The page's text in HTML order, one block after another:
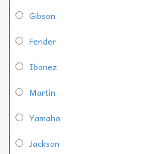
Gibson
Fender
Ibanez
Martin
Yamaha
Jackson